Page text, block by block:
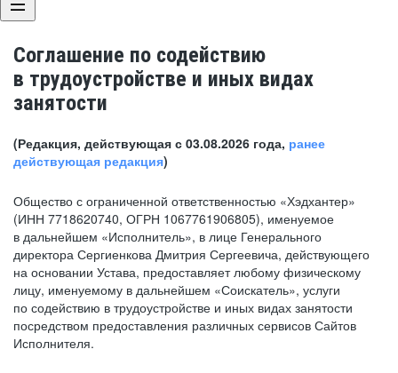
Соглашение по содействию
в трудоустройстве и иных видах
занятости
(Редакция, действующая с 03.08.2026 года, ранее
действующая редакция)
Общество с ограниченной ответственностью «Хэдхантер»
(ИНН 7718620740, ОГРН 1067761906805), именуемое
в дальнейшем «Исполнитель», в лице Генерального
директора Сергиенкова Дмитрия Сергеевича, действующего
на основании Устава, предоставляет любому физическому
лицу, именуемому в дальнейшем «Соискатель», услуги
по содействию в трудоустройстве и иных видах занятости
посредством предоставления различных сервисов Сайтов
Исполнителя.